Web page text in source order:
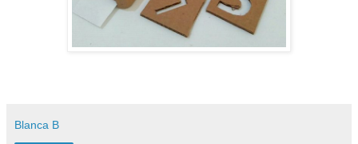
Blanca B